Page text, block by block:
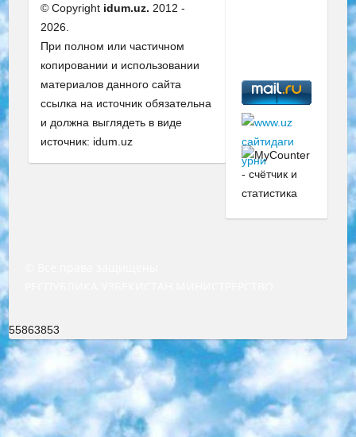
© Copyright idum.uz. 2012 -
2026.
При полном или частичном
копировании и использовании
материалов данного сайта
ссылка на источник обязательна
и должна выглядеть в виде
источник: idum.uz
55863853